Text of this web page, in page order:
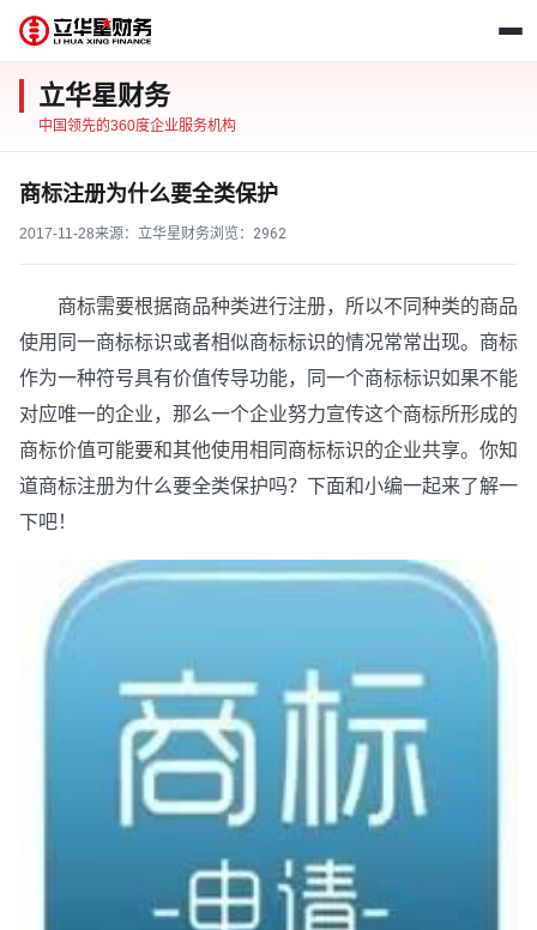
立华星财务
中国领先的360度企业服务机构
商标注册为什么要全类保护
2017-11-28来源：立华星财务浏览： 2962
商标需要根据商品种类进行注册，所以不同种类的商品
使用同一商标标识或者相似商标标识的情况常常出现。商标
作为一种符号具有价值传导功能，同一个商标标识如果不能
对应唯一的企业，那么一个企业努力宣传这个商标所形成的
商标价值可能要和其他使用相同商标标识的企业共享。你知
道商标注册为什么要全类保护吗？下面和小编一起来了解一
下吧！